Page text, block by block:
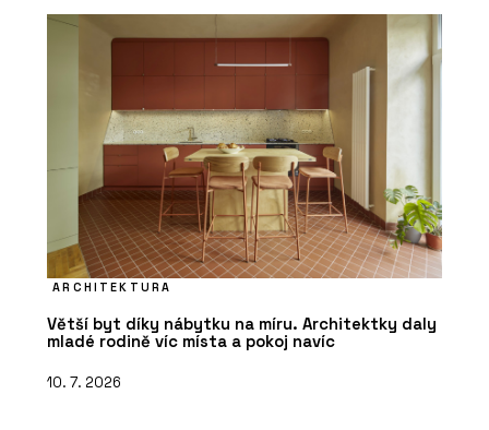
ARCHITEKTURA
Větší byt díky nábytku na míru. Architektky daly
mladé rodině víc místa a pokoj navíc
10. 7. 2026